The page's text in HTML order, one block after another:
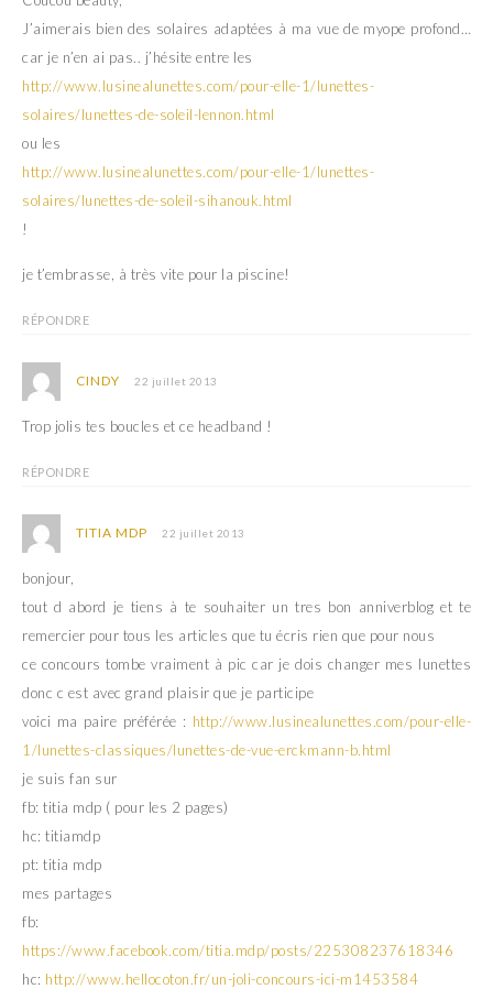
J’aimerais bien des solaires adaptées à ma vue de myope profond…
car je n’en ai pas.. j’hésite entre les
http://www.lusinealunettes.com/pour-elle-1/lunettes-
solaires/lunettes-de-soleil-lennon.html
ou les
http://www.lusinealunettes.com/pour-elle-1/lunettes-
solaires/lunettes-de-soleil-sihanouk.html
!
je t’embrasse, à très vite pour la piscine!
RÉPONDRE
CINDY 22 juillet 2013
Trop jolis tes boucles et ce headband !
RÉPONDRE
TITIA MDP 22 juillet 2013
bonjour,
tout d abord je tiens à te souhaiter un tres bon anniverblog et te
remercier pour tous les articles que tu écris rien que pour nous
ce concours tombe vraiment à pic car je dois changer mes lunettes
donc c est avec grand plaisir que je participe
voici ma paire préférée : http://www.lusinealunettes.com/pour-elle-
1/lunettes-classiques/lunettes-de-vue-erckmann-b.html
je suis fan sur
fb: titia mdp ( pour les 2 pages)
hc: titiamdp
pt: titia mdp
mes partages
fb:
https://www.facebook.com/titia.mdp/posts/225308237618346
hc: http://www.hellocoton.fr/un-joli-concours-ici-m1453584